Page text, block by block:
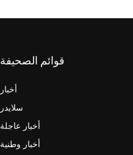
قوائم الصحيفة
أخبار
سلايدر
أخبار عاجلة
أخبار وطنية